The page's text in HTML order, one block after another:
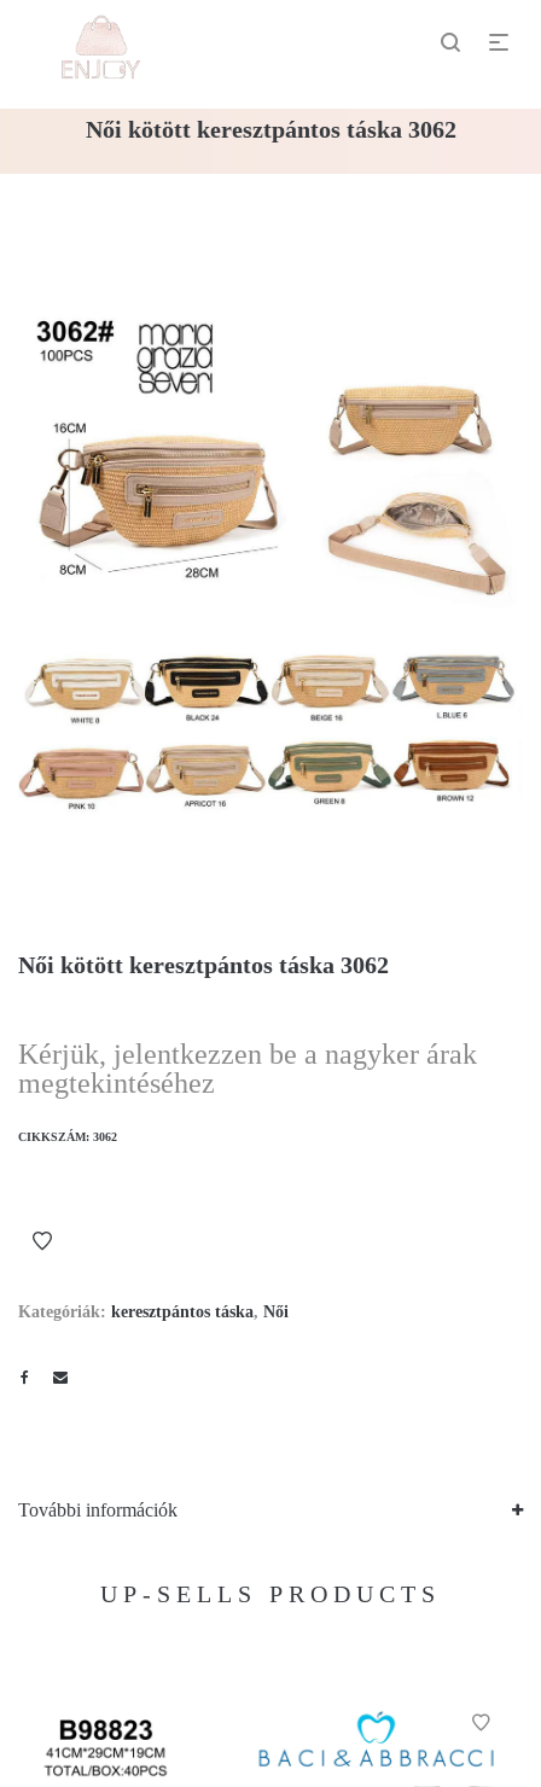
Női kötött keresztpántos táska 3062
Női kötött keresztpántos táska 3062
Kérjük, jelentkezzen be a nagyker árak
megtekintéséhez
CIKKSZÁM: 3062
Kategóriák: keresztpántos táska, Női
További információk
UP-SELLS PRODUCTS